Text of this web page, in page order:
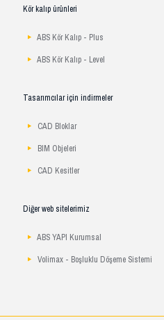
Kör kalıp ürünleri
ABS Kör Kalıp - Plus
ABS Kör Kalıp - Level
Tasarımcılar için indirmeler
CAD Bloklar
BIM Objeleri
CAD Kesitler
Diğer web sitelerimiz
ABS YAPI Kurumsal
Volimax - Boşluklu Döşeme Sistemi